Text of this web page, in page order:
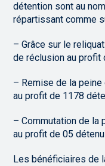
détention sont au
répartissant comme
– Grâce sur le
de réclusion au profit
– Remise de la peine
au profit de 1178
– Commutation de la
au profit de 05
Les bénéficiaires de